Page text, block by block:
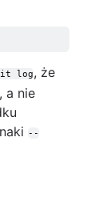
log, że
a nie
--